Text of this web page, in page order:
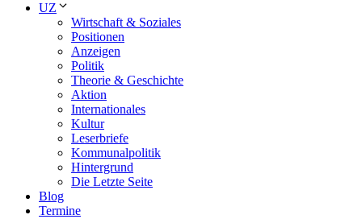
UZ
Wirtschaft & Soziales
Positionen
Anzeigen
Politik
Theorie & Geschichte
Aktion
Internationales
Kultur
Leserbriefe
Kommunalpolitik
Hintergrund
Die Letzte Seite
Blog
Termine